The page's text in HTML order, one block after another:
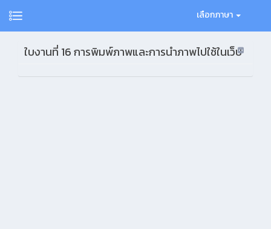
เลือกภาษา
ใบงานที่ 16 การพิมพ์ภาพและการนำภาพไปใช้ในเว็บ